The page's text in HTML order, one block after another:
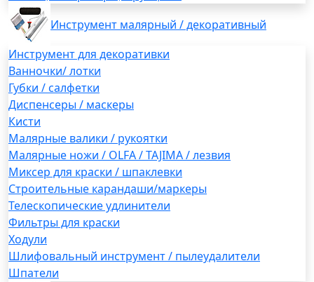
Инструмент малярный / декоративный
Инструмент для декоративки
Ванночки/ лотки
Губки / салфетки
Диспенсеры / маскеры
Кисти
Малярные валики / рукоятки
Малярные ножи / OLFA / TAJIMA / лезвия
Миксер для краски / шпаклевки
Строительные карандаши/маркеры
Телескопические удлинители
Фильтры для краски
Ходули
Шлифовальный инструмент / пылеудалители
Шпатели